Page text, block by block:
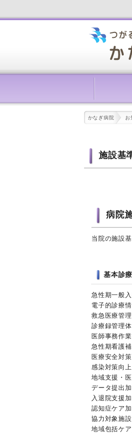
かなぎ病院 お
施設基
病院
当院の施設
基本診
急性期一般
電子的診療
救急医療管
診療録管理
医師事務作
急性期看護
医療安全対
感染対策向
地域支援・
データ提出
入退院支援
認知症ケア
協力対象施
地域包括ケ